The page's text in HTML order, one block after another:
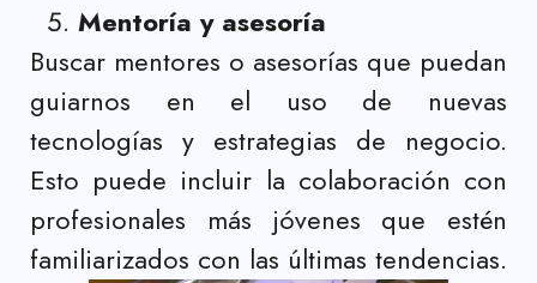
Mentoría y asesoría
Buscar mentores o asesorías que puedan
guiarnos en el uso de nuevas
tecnologías y estrategias de negocio.
Esto puede incluir la colaboración con
profesionales más jóvenes que estén
familiarizados con las últimas tendencias.